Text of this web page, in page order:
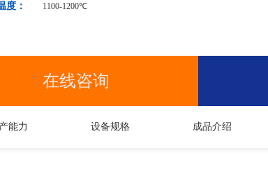
度： 1100-1200℃
在线咨询
能力 设备规格 成品介绍